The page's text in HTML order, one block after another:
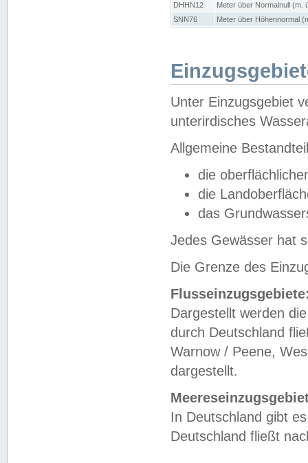
DHHN12
Meter über Normalnull (m.
SNN76
Meter über Höhennormal
Unter Einzugsgebiet
unterirdisches
Allgemeine
die
die
das
Jedes Gewässer hat
Die Grenze des
Dargestellt werden
durch Deutschland
Warnow / Peene,
dargestellt.
In Deutschland gibt
Deutschland fließt